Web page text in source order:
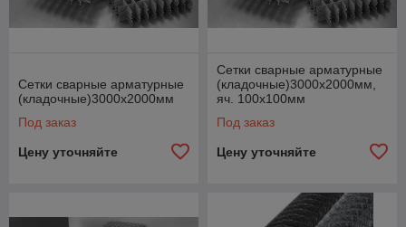
Сетки сварные арматурные
(кладочные)3000х2000мм
Под заказ
Цену уточняйте
Сетки сварные арматурные
(кладочные)3000х2000мм,
яч. 100х100мм
Под заказ
Цену уточняйте